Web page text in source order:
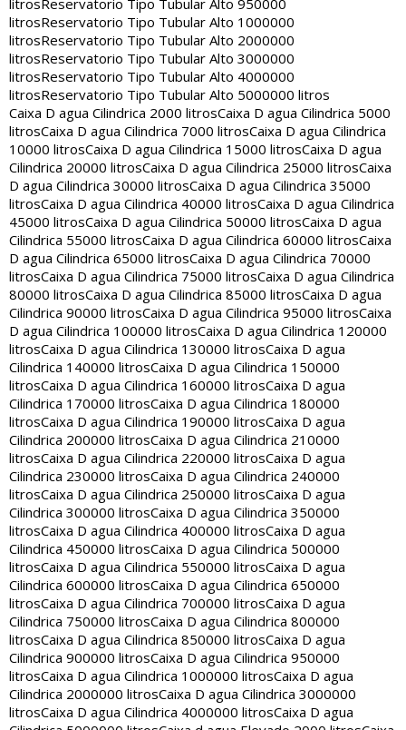
litrosReservatorio Tipo Tubular Alto 950000
litrosReservatorio Tipo Tubular Alto 1000000
litrosReservatorio Tipo Tubular Alto 2000000
litrosReservatorio Tipo Tubular Alto 3000000
litrosReservatorio Tipo Tubular Alto 4000000
litrosReservatorio Tipo Tubular Alto 5000000 litros
Caixa D agua Cilindrica 2000 litrosCaixa D agua Cilindrica 5000
litrosCaixa D agua Cilindrica 7000 litrosCaixa D agua Cilindrica
10000 litrosCaixa D agua Cilindrica 15000 litrosCaixa D agua
Cilindrica 20000 litrosCaixa D agua Cilindrica 25000 litrosCaixa
D agua Cilindrica 30000 litrosCaixa D agua Cilindrica 35000
litrosCaixa D agua Cilindrica 40000 litrosCaixa D agua Cilindrica
45000 litrosCaixa D agua Cilindrica 50000 litrosCaixa D agua
Cilindrica 55000 litrosCaixa D agua Cilindrica 60000 litrosCaixa
D agua Cilindrica 65000 litrosCaixa D agua Cilindrica 70000
litrosCaixa D agua Cilindrica 75000 litrosCaixa D agua Cilindrica
80000 litrosCaixa D agua Cilindrica 85000 litrosCaixa D agua
Cilindrica 90000 litrosCaixa D agua Cilindrica 95000 litrosCaixa
D agua Cilindrica 100000 litrosCaixa D agua Cilindrica 120000
litrosCaixa D agua Cilindrica 130000 litrosCaixa D agua
Cilindrica 140000 litrosCaixa D agua Cilindrica 150000
litrosCaixa D agua Cilindrica 160000 litrosCaixa D agua
Cilindrica 170000 litrosCaixa D agua Cilindrica 180000
litrosCaixa D agua Cilindrica 190000 litrosCaixa D agua
Cilindrica 200000 litrosCaixa D agua Cilindrica 210000
litrosCaixa D agua Cilindrica 220000 litrosCaixa D agua
Cilindrica 230000 litrosCaixa D agua Cilindrica 240000
litrosCaixa D agua Cilindrica 250000 litrosCaixa D agua
Cilindrica 300000 litrosCaixa D agua Cilindrica 350000
litrosCaixa D agua Cilindrica 400000 litrosCaixa D agua
Cilindrica 450000 litrosCaixa D agua Cilindrica 500000
litrosCaixa D agua Cilindrica 550000 litrosCaixa D agua
Cilindrica 600000 litrosCaixa D agua Cilindrica 650000
litrosCaixa D agua Cilindrica 700000 litrosCaixa D agua
Cilindrica 750000 litrosCaixa D agua Cilindrica 800000
litrosCaixa D agua Cilindrica 850000 litrosCaixa D agua
Cilindrica 900000 litrosCaixa D agua Cilindrica 950000
litrosCaixa D agua Cilindrica 1000000 litrosCaixa D agua
Cilindrica 2000000 litrosCaixa D agua Cilindrica 3000000
litrosCaixa D agua Cilindrica 4000000 litrosCaixa D agua